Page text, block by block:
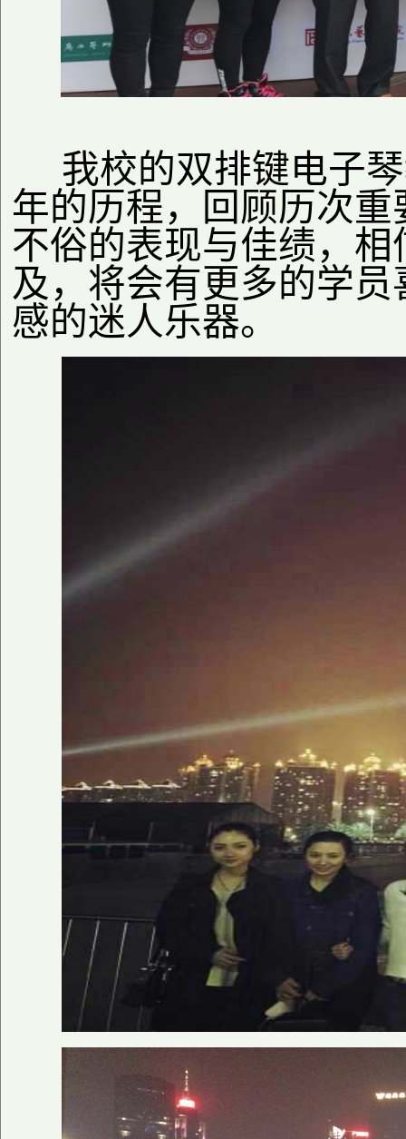
我校的双排键电子琴
年的历程，回顾历次
不俗的表现与佳绩，
及，将会有更多的学
感的迷人乐器。